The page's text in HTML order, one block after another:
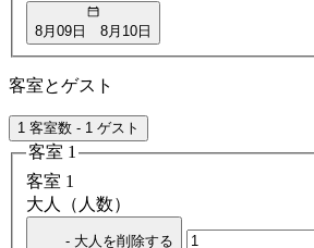
8月09日 8月10日
客室とゲスト
1 客室数 - 1 ゲスト
客室 1
客室 1
大人（人数）
- 大人を削除する